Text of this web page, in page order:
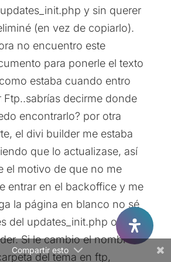
y sin querer
(en vez de copiarlo).
no encuentro este
para ponerle el texto
estaba cuando entro
Ftp..sabrías decirme donde
encontrarlo? por otra
el divi builder me estaba
que lo actualizase, así
el motivo de que no me
entrar en el backoffice y me
la página en blanco no sé
del updates_init.php o del
Si le cambio el nombre a
del tema en ftp,
Compartir esto